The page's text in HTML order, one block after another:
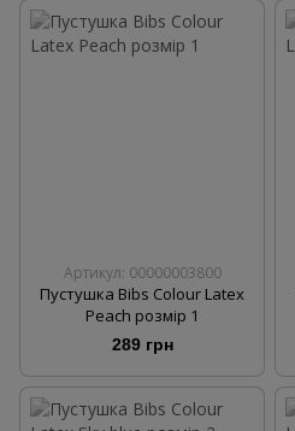
Артикул: 00000003800
Пустушка Bibs Colour Latex
Peach розмір 1
289 грн